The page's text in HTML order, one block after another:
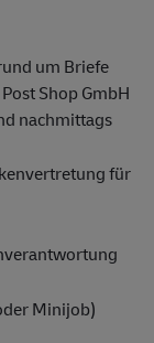
um Briefe
Shop GmbH
nachmittags
für
Minijob)